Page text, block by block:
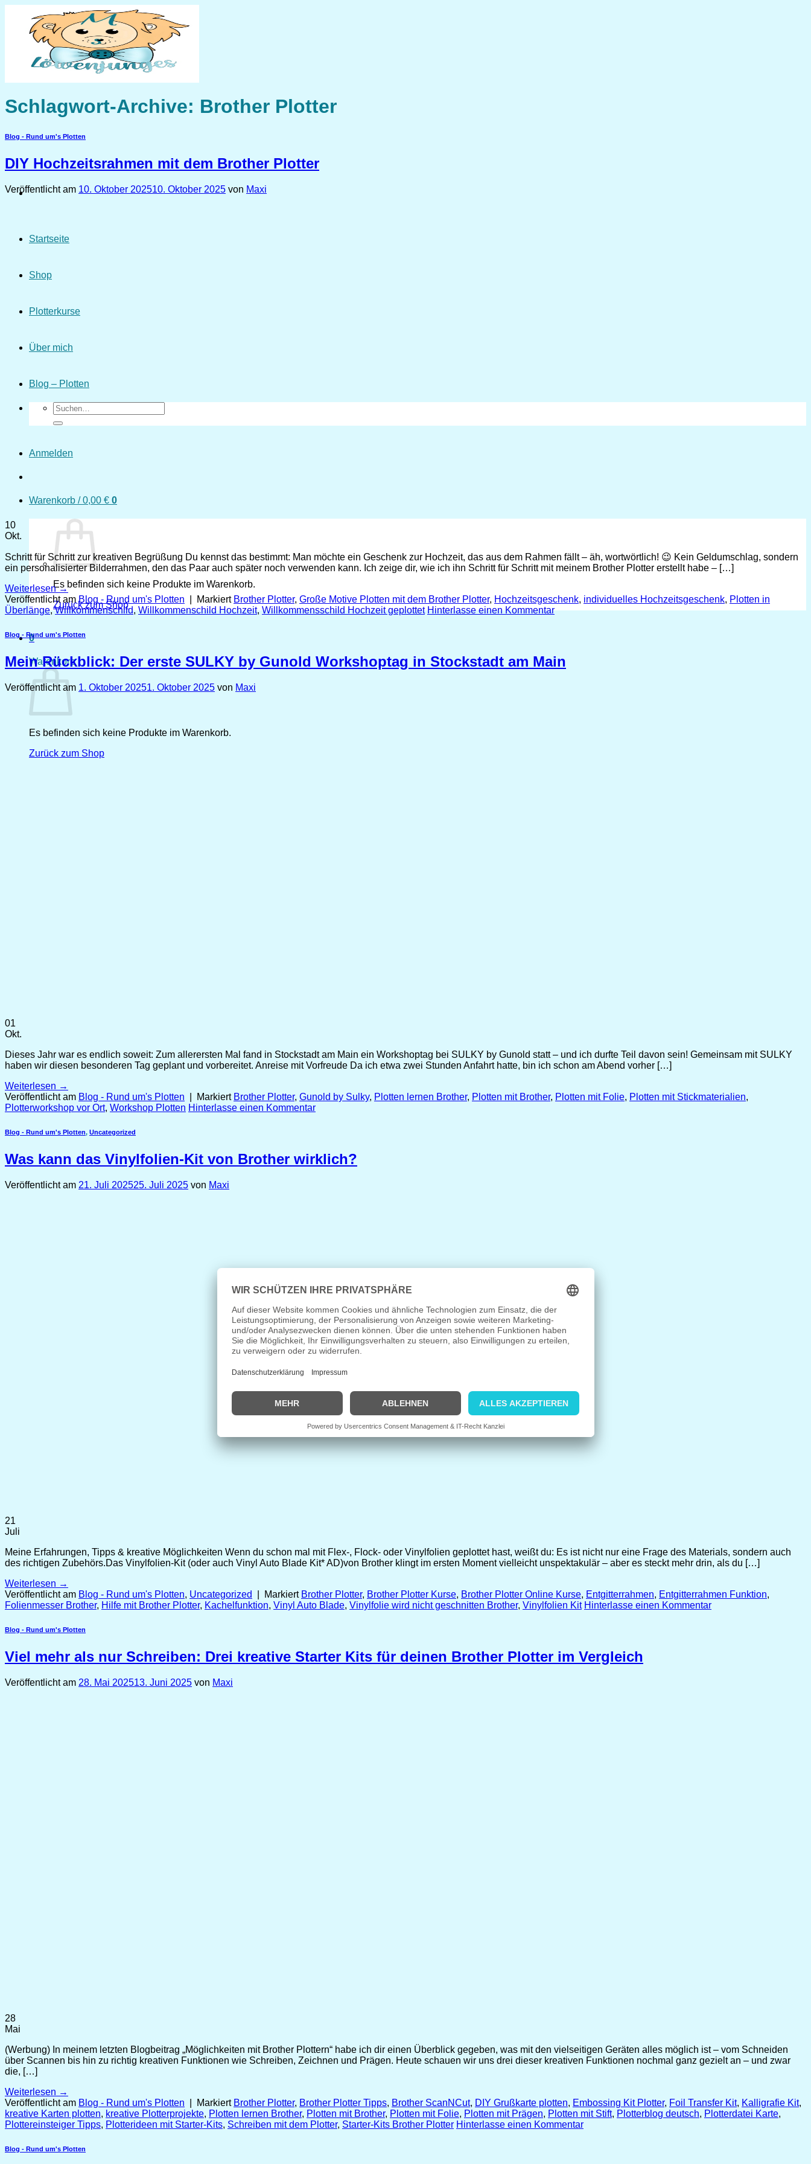
springen
Startseite
Shop
Plotterkurse
Über mich
Blog – Plotten
Suchen
nach:
Anmelden
Warenkorb /0,00 € 0
Es befinden sich keine Produkte im Warenkorb.
Zurück zum Shop
0
Warenkorb
Es befinden sich keine Produkte im Warenkorb.
Zurück zum Shop
Schlagwort-Archive: Brother Plotter
Blog - Rund um's Plotten
DIY Hochzeitsrahmen mit dem Brother Plotter
Veröffentlicht am 10. Oktober 202510. Oktober 2025 von Maxi
10
Okt.
Schritt für Schritt zur kreativen Begrüßung Du kennst das bestimmt: Man möchte ein Geschenk zur Hochzeit, das aus dem Rahmen fällt – äh, wortwörtlich! 😉 Kein Geldumschlag, sondern
ein personalisierter Bilderrahmen, den das Paar auch später noch verwenden kann. Ich zeige dir, wie ich ihn Schritt für Schritt mit meinem Brother Plotter erstellt habe – […]
Weiterlesen→
Veröffentlicht am Blog - Rund um's Plotten Markiert Brother Plotter, Große Motive Plotten mit dem Brother Plotter, Hochzeitsgeschenk, individuelles Hochzeitsgeschenk, Plotten in
Überlänge,Willkommenschild,Willkommenschild Hochzeit,Willkommensschild Hochzeit geplottet Hinterlasse einen Kommentar
Blog - Rund um's Plotten
Mein Rückblick: Der erste SULKY by Gunold Workshoptag in Stockstadt am Main
Veröffentlicht am 1. Oktober 20251. Oktober 2025 von Maxi
01
Okt.
Dieses Jahr war es endlich soweit: Zum allerersten Mal fand in Stockstadt am Main ein Workshoptag bei SULKY by Gunold statt – und ich durfte Teil davon sein! Gemeinsam mit SULKY
haben wir diesen besonderen Tag geplant und vorbereitet. Anreise mit Vorfreude Da ich etwa zwei Stunden Anfahrt hatte, bin ich schon am Abend vorher […]
Weiterlesen →
Veröffentlicht am Blog - Rund um's Plotten Markiert Brother Plotter, Gunold by Sulky, Plotten lernen Brother, Plotten mit Brother, Plotten mit Folie, Plotten mit Stickmaterialien,
Plotterworkshop vor Ort, Workshop Plotten Hinterlasse einen Kommentar
Blog - Rund um's Plotten, Uncategorized
Was kann das Vinylfolien-Kit von Brother wirklich?
Veröffentlicht am 21. Juli 202525. Juli 2025 von Maxi
21
Juli
Meine Erfahrungen, Tipps & kreative Möglichkeiten Wenn du schon mal mit Flex-, Flock- oder Vinylfolien geplottet hast, weißt du: Es ist nicht nur eine Frage des Materials, sondern auch
des richtigen Zubehörs.Das Vinylfolien-Kit (oder auch Vinyl Auto Blade Kit* AD)von Brother klingt im ersten Moment vielleicht unspektakulär – aber es steckt mehr drin, als du […]
Weiterlesen →
Veröffentlicht am Blog - Rund um's Plotten, Uncategorized Markiert Brother Plotter, Brother Plotter Kurse, Brother Plotter Online Kurse, Entgitterrahmen, Entgitterrahmen Funktion,
Folienmesser Brother, Hilfe mit Brother Plotter, Kachelfunktion, Vinyl Auto Blade, Vinylfolie wird nicht geschnitten Brother, Vinylfolien Kit Hinterlasse einen Kommentar
Blog - Rund um's Plotten
Viel mehr als nur Schreiben: Drei kreative Starter Kits für deinen Brother Plotter im Vergleich
Veröffentlicht am 28. Mai 202513. Juni 2025 von Maxi
28
Mai
(Werbung) In meinem letzten Blogbeitrag „Möglichkeiten mit Brother Plottern“ habe ich dir einen Überblick gegeben, was mit den vielseitigen Geräten alles möglich ist – vom Schneiden
über Scannen bis hin zu richtig kreativen Funktionen wie Schreiben, Zeichnen und Prägen. Heute schauen wir uns drei dieser kreativen Funktionen nochmal ganz gezielt an – und zwar
die, […]
Weiterlesen →
Veröffentlicht am Blog - Rund um's Plotten Markiert Brother Plotter, Brother Plotter Tipps, Brother ScanNCut, DIY Grußkarte plotten, Embossing Kit Plotter, Foil Transfer Kit, Kalligrafie Kit,
kreative Karten plotten, kreative Plotterprojekte, Plotten lernen Brother, Plotten mit Brother, Plotten mit Folie, Plotten mit Prägen, Plotten mit Stift, Plotterblog deutsch, Plotterdatei Karte,
Plottereinsteiger Tipps, Plotterideen mit Starter-Kits, Schreiben mit dem Plotter, Starter-Kits Brother Plotter Hinterlasse einen Kommentar
Blog - Rund um's Plotten